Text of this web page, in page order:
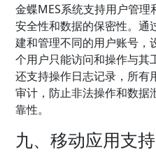
金蝶MES系统支持用户管
安全性和数据的保密性。通
建和管理不同的用户账号，
个用户只能访问和操作与其
还支持操作日志记录，所有
审计，防止非法操作和数据
靠性。
九、移动应用支持